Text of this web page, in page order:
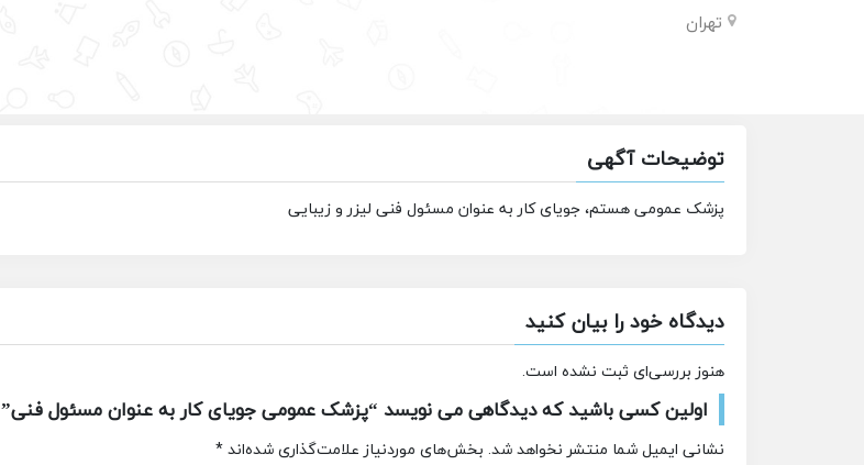
تهران
توضیحات آگهی
پزشک عمومی هستم، جویای کار به عنوان مسئول فنی لیزر و زیبایی
دیدگاه خود را بیان کنید
هنوز بررسی‌ای ثبت نشده است.
اولین کسی باشید که دیدگاهی می نویسد “پزشک عمومی جویای کار به عنوان مسئول فنی”
نشانی ایمیل شما منتشر نخواهد شد. بخش‌های موردنیاز علامت‌گذاری شده‌اند*